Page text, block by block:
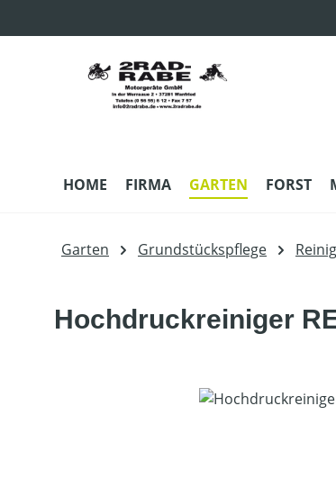
HOME FIRMA GARTEN FORST
Garten Grundstückspflege
Hochdruckreiniger
Bildergalerie überspringen